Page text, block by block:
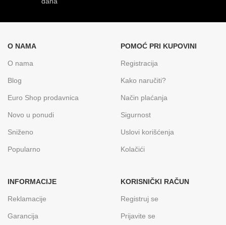
O NAMA
O nama
Blog
Euro Shop prodavnica
Novo u ponudi
Sniženo
Popularno
POMOĆ PRI KUPOVINI
Registracija
Kako naručiti?
Način plaćanja
Sigurnost
Uslovi korišćenja
Kolačići
INFORMACIJE
Reklamacije
Garancija
KORISNIČKI RAČUN
Registruj se
Prijavite se